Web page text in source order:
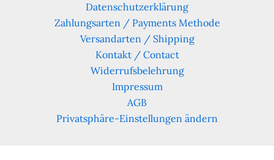
Datenschutzerklärung
Zahlungsarten / Payments Methode
Versandarten / Shipping
Kontakt / Contact
Widerrufsbelehrung
Impressum
AGB
Privatsphäre-Einstellungen ändern